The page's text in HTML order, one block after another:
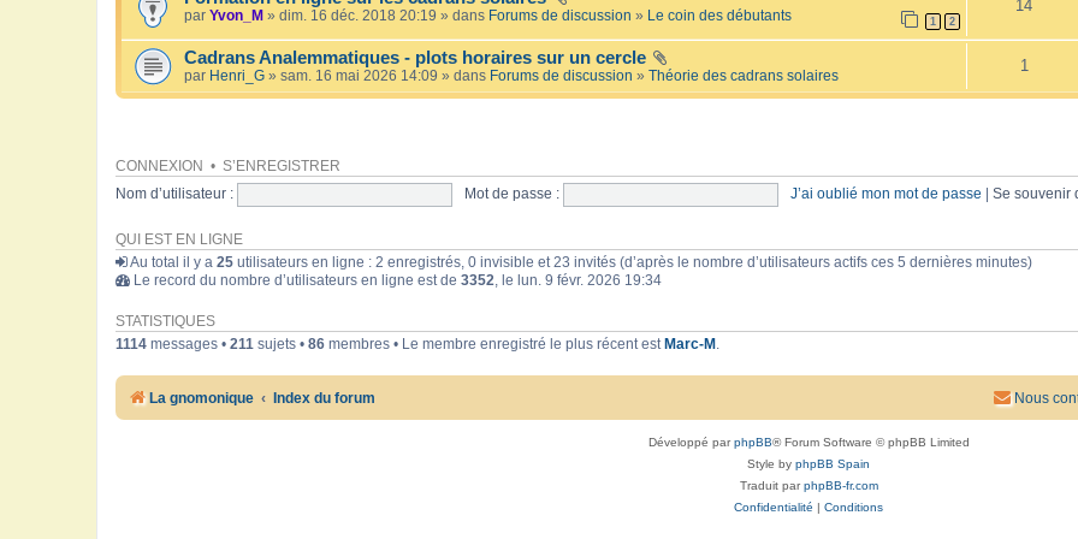
i
l
e
l
a
i
s
1 2
par Yvon_M » dim. 16 déc. 2018 20:19 » dans Forums de discussion » Le coin des débutants
14
Cadrans Analemmatiques - plots horaires sur un cercle
par Henri_G » sam. 16 mai 2026 14:09 » dans Forums de discussion » Théorie des cadrans solaires
1
CONNEXION • S’ENREGISTRER
Nom d’utilisateur : Mot de passe : J’ai oublié mon mot de passe Se souvenir
QUI EST EN LIGNE
Au total il y a 25 utilisateurs en ligne : 2 enregistrés, 0 invisible et 23 invités (d’après le nombre d’utilisateurs actifs ces 5 dernières minutes)
Le record du nombre d’utilisateurs en ligne est de 3352 , le lun. 9 févr. 2026 19:34
STATISTIQUES
1114 messages • 211 sujets • 86 membres • Le membre enregistré le plus récent est Marc-M
La gnomonique Index du forum Nous
Développé parphpBB® Forum Software © phpBB Limited
Style by phpBB Spain
Traduit parphpBB-fr.com
Confidentialité | Conditions